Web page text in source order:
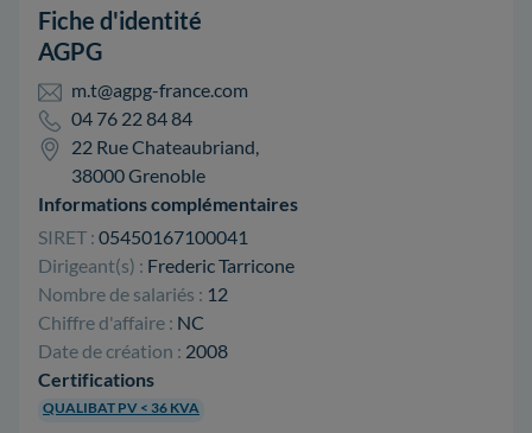
Fiche d'identité
AGPG
m.t@agpg-france.com
04 76 22 84 84
22 Rue Chateaubriand,
38000 Grenoble
Informations complémentaires
SIRET : 05450167100041
Dirigeant(s) : Frederic Tarricone
Nombre de salariés : 12
Chiffre d'affaire : NC
Date de création : 2008
Certifications
QUALIBAT PV < 36 KVA